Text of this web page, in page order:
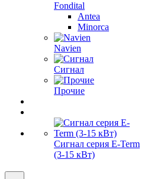
Fondital
Antea
Minorca
Navien
Сигнал
Прочие
Сигнал серия E-Term
(3-15 кВт)